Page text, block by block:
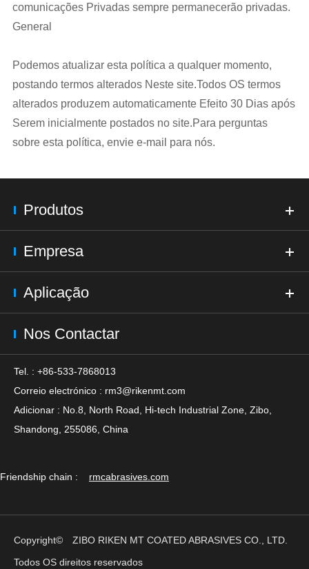
comunicações Privadas sempre permanecerão privadas.
General
Podemos atualizar esta política a qualquer momento,
postando termos alterados Neste site.Todos OS termos
alterados produzem automaticamente Efeito 30 Dias após
Serem inicialmente postados no site.Para perguntas
sobre esta política, envie e-mail para nós.
Produtos
Empresa
Aplicação
Nos Contactar
Tel. : +86-533-7868013
Correio electrónico : rm3@rikenmt.com
Adicionar : No.8, North Road, Hi-tech Industrial Zone, Zibo,
Shandong, 255086, China
Friendship chain : rmcabrasives.com
Copyright©
ZIBO RIKEN MT COATED ABRASIVES CO., LTD.
Todos OS direitos reservados